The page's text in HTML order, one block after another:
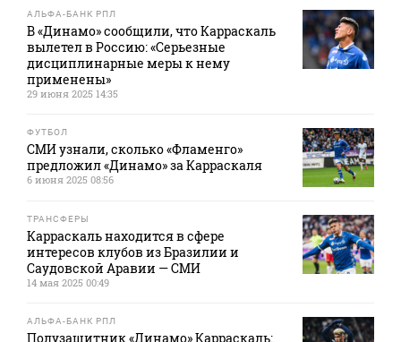
АЛЬФА-БАНК РПЛ
В «Динамо» сообщили, что Карраскаль
вылетел в Россию: «Серьезные
дисциплинарные меры к нему
применены»
29 июня 2025 14:35
ФУТБОЛ
СМИ узнали, сколько «Фламенго»
предложил «Динамо» за Карраскаля
6 июня 2025 08:56
ТРАНСФЕРЫ
Карраскаль находится в сфере
интересов клубов из Бразилии и
Саудовской Аравии — СМИ
14 мая 2025 00:49
АЛЬФА-БАНК РПЛ
Полузащитник «Динамо» Карраскаль: